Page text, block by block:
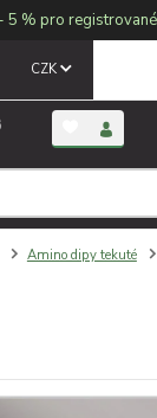
5 % pro registrované
CZK
Amino dipy tekuté